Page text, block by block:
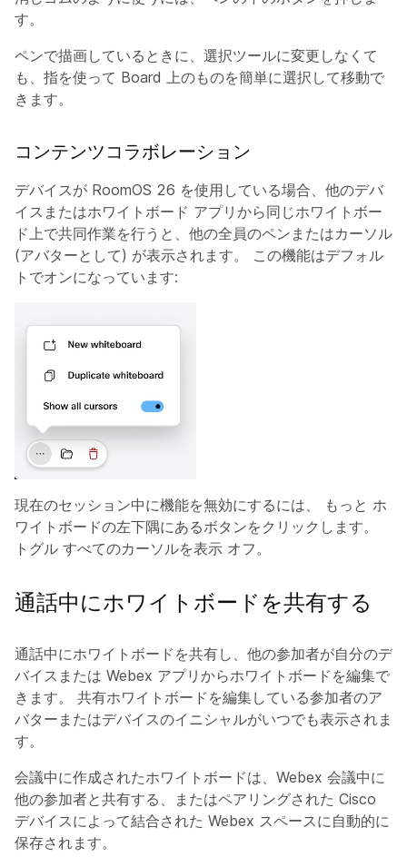
す。
ペンで描画しているときに、選択ツールに変更しなくて
も、指を使って Board 上のものを簡単に選択して移動で
きます。
コンテンツコラボレーション
デバイスが RoomOS 26 を使用している場合、他のデバ
イスまたはホワイトボード アプリから同じホワイトボー
ド上で共同作業を行うと、他の全員のペンまたはカーソル
(アバターとして) が表示されます。 この機能はデフォル
トでオンになっています:
現在のセッション中に機能を無効にするには、 もっと ホ
ワイトボードの左下隅にあるボタンをクリックします。
トグル すべてのカーソルを表示 オフ。
通話中にホワイトボードを共有する
通話中にホワイトボードを共有し、他の参加者が自分のデ
バイスまたは Webex アプリからホワイトボードを編集で
きます。 共有ホワイトボードを編集している参加者のア
バターまたはデバイスのイニシャルがいつでも表示されま
す。
会議中に作成されたホワイトボードは、Webex 会議中に
他の参加者と共有する、またはペアリングされた Cisco
デバイスによって結合された Webex スペースに自動的に
保存されます。